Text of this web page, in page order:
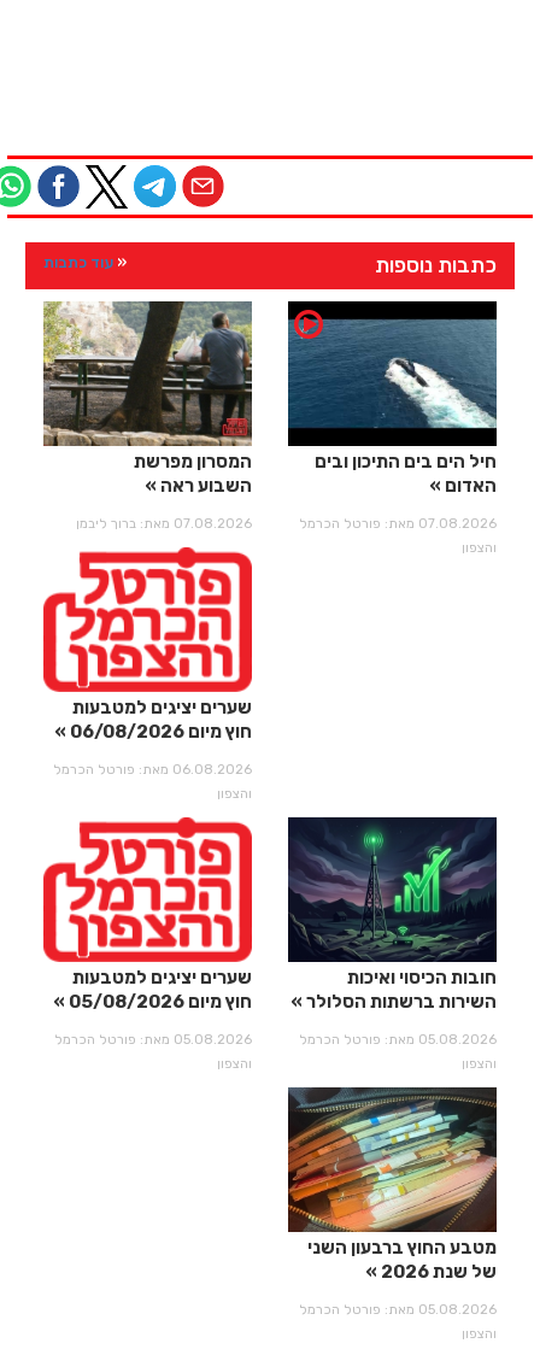
כתבות נוספות עוד כתבות
חיל הים בים התיכון ובים
האדום
07.08.2026 מאת: פורטל הכרמל
והצפון
המסרון מפרשת
השבוע ראה
07.08.2026 מאת: ברוך ליבמן
שערים יציגים למטבעות
חוץ מיום 06/08/2026
06.08.2026 מאת: פורטל הכרמל
והצפון
חובות הכיסוי ואיכות
השירות ברשתות הסלולר
05.08.2026 מאת: פורטל הכרמל
והצפון
שערים יציגים למטבעות
חוץ מיום 05/08/2026
05.08.2026 מאת: פורטל הכרמל
והצפון
מטבע החוץ ברבעון השני
של שנת 2026
05.08.2026 מאת: פורטל הכרמל
והצפון